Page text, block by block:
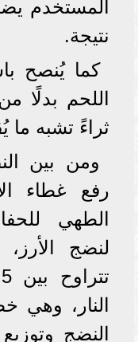
المستخدم
نتيجة.
كما يُنصح
اللحم بدلًا
ثراءً تشبه
ومن بين
رفع غطاء
الطهي
لنضج
النار، وهي
النضج